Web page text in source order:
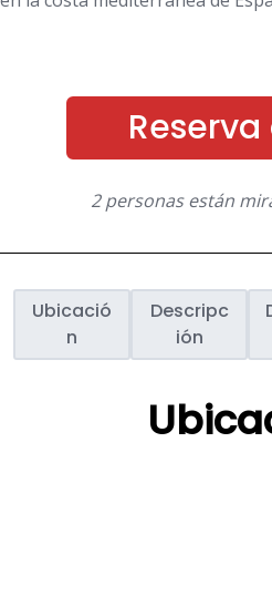
2 personas están
Ubicació
n
Descripc
ión